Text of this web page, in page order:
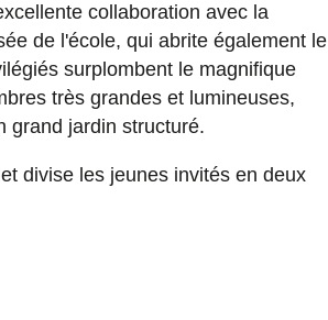
collaboration avec la
de l'école, qui abrite également le
surplombent le magnifique
très grandes et lumineuses,
grand jardin structuré.
divise les jeunes invités en deux